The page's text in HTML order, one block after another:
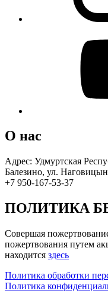
О нас
Адрес: Удмуртская
Балезино, ул.
+7 950-167-53-37
ПОЛИТИКА
Совершая
пожертвования путем
находится здесь
Политика обработки
Политика